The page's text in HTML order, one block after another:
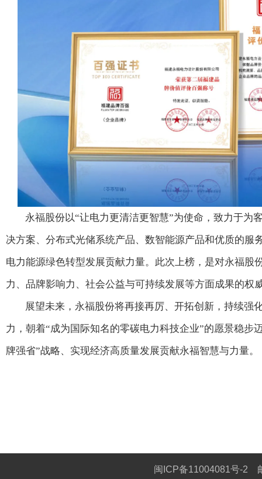
永福股份以“让电力更清洁更智慧”为使命，致力于为
决方案、分布式光储系统产品、数智能源产品和优质的服
电力能源绿色转型发展贡献力量。此次上榜，是对永福股
力、品牌影响力、社会公益与可持续发展等方面成果的权
展望未来，永福股份将再接再厉、开拓创新，持续强
力，朝着“成为国际知名的零碳电力科技企业”的愿景稳步
牌强省”战略、实现经济高质量发展贡献永福智慧与力量。
闽ICP备11004081号-2